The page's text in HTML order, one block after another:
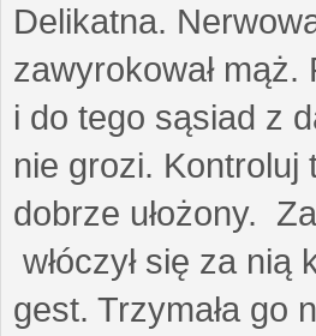
Delikatna.
zawyrokował
i do tego sąsiad z
nie grozi. Kontroluj
dobrze ułożony.
włóczył się za
gest. Trzymała go